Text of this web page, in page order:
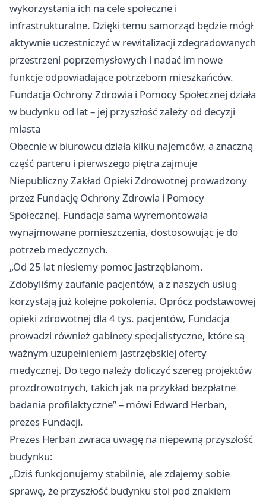
wykorzystania ich na cele społeczne i
infrastrukturalne. Dzięki temu samorząd będzie mógł
aktywnie uczestniczyć w rewitalizacji zdegradowanych
przestrzeni poprzemysłowych i nadać im nowe
funkcje odpowiadające potrzebom mieszkańców.
Fundacja Ochrony Zdrowia i Pomocy Społecznej działa
w budynku od lat – jej przyszłość zależy od decyzji
miasta
Obecnie w biurowcu działa kilku najemców, a znaczną
część parteru i pierwszego piętra zajmuje
Niepubliczny Zakład Opieki Zdrowotnej prowadzony
przez Fundację Ochrony Zdrowia i Pomocy
Społecznej. Fundacja sama wyremontowała
wynajmowane pomieszczenia, dostosowując je do
potrzeb medycznych.
„Od 25 lat niesiemy pomoc jastrzębianom.
Zdobyliśmy zaufanie pacjentów, a z naszych usług
korzystają już kolejne pokolenia. Oprócz podstawowej
opieki zdrowotnej dla 4 tys. pacjentów, Fundacja
prowadzi również gabinety specjalistyczne, które są
ważnym uzupełnieniem jastrzębskiej oferty
medycznej. Do tego należy doliczyć szereg projektów
prozdrowotnych, takich jak na przykład bezpłatne
badania profilaktyczne” – mówi Edward Herban,
prezes Fundacji.
Prezes Herban zwraca uwagę na niepewną przyszłość
budynku:
„Dziś funkcjonujemy stabilnie, ale zdajemy sobie
sprawę, że przyszłość budynku stoi pod znakiem